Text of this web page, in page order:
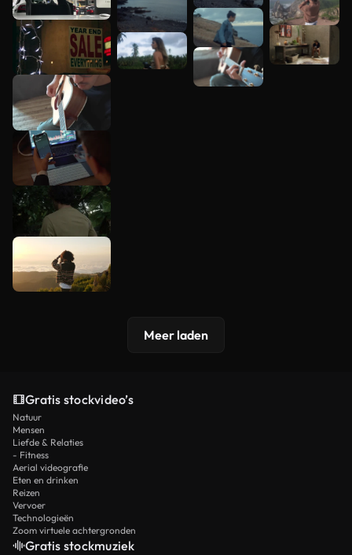
Meer laden
Gratis stockvideo’s
Natuur
Mensen
Liefde & Relaties
- Fitness
Aerial videografie
Eten en drinken
Reizen
Vervoer
Technologieën
Zoom virtuele achtergronden
Gratis stockmuziek